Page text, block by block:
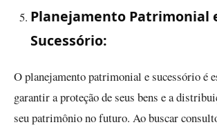
Planejamento Patrimonial
Sucessório:
O planejamento patrimonial e sucessório é
garantir a proteção de seus bens e a
seu patrimônio no futuro. Ao buscar